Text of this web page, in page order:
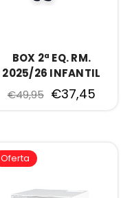
BOX 2ª EQ. RM.
2025/26 INFANTIL
MBAPPE (8)RM25B2E
€49,95 €37,45
Oferta